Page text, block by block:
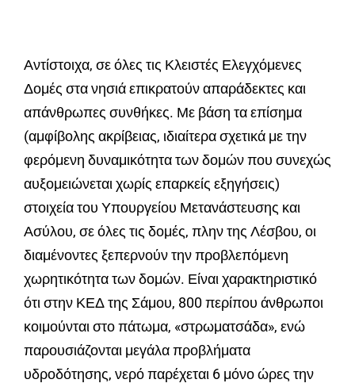
Αντίστοιχα, σε όλες τις Κλειστές Ελεγχόμενες
Δομές στα νησιά επικρατούν απαράδεκτες και
απάνθρωπες συνθήκες. Με βάση τα επίσημα
(αμφίβολης ακρίβειας, ιδιαίτερα σχετικά με την
φερόμενη δυναμικότητα των δομών που συνεχώς
αυξομειώνεται χωρίς επαρκείς εξηγήσεις)
στοιχεία του Υπουργείου Μετανάστευσης και
Ασύλου, σε όλες τις δομές, πλην της Λέσβου, οι
διαμένοντες ξεπερνούν την προβλεπόμενη
χωρητικότητα των δομών. Είναι χαρακτηριστικό
ότι στην ΚΕΔ της Σάμου, 800 περίπου άνθρωποι
κοιμούνται στο πάτωμα, «στρωματσάδα», ενώ
παρουσιάζονται μεγάλα προβλήματα
υδροδότησης, νερό παρέχεται 6 μόνο ώρες την